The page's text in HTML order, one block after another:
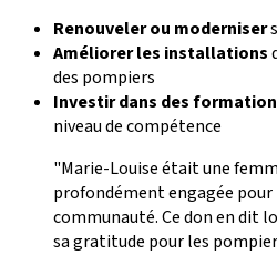
Renouveler ou moderniser
Améliorer les installations
des pompiers
Investir dans des
niveau de compétence
"Marie-Louise était une
profondément engagée pour
communauté. Ce don en dit
sa gratitude pour les